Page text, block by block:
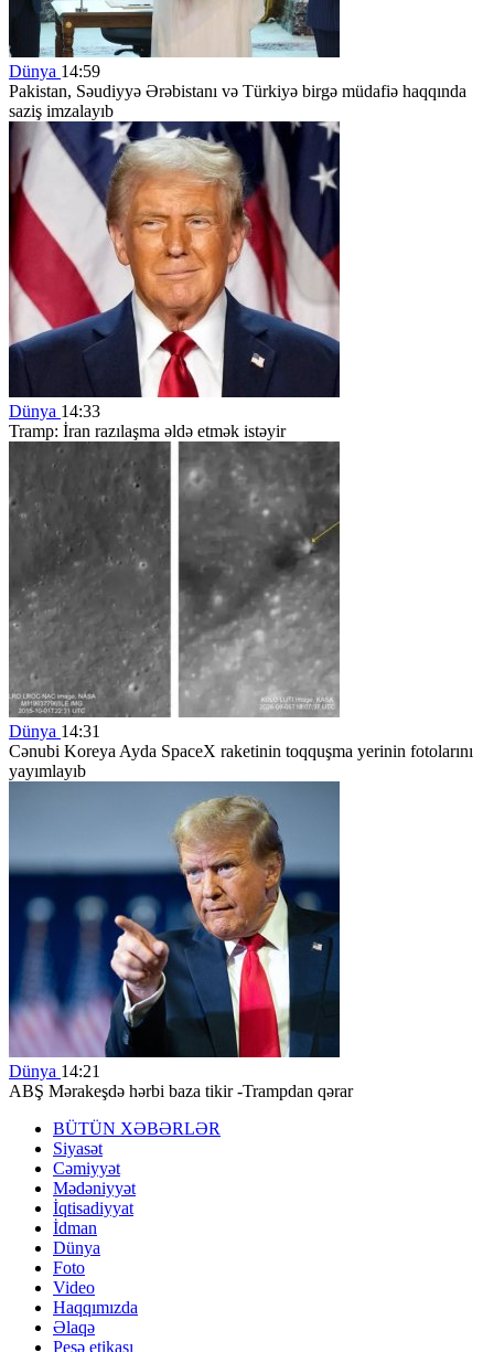
Dünya 14:59
Pakistan, Səudiyyə Ərəbistanı və Türkiyə birgə müdafiə haqqında
saziş imzalayıb
Dünya 14:33
Tramp: İran razılaşma əldə etmək istəyir
Dünya 14:31
Cənubi Koreya Ayda SpaceX raketinin toqquşma yerinin fotolarını
yayımlayıb
Dünya 14:21
ABŞ Mərakeşdə hərbi baza tikir -Trampdan qərar
BÜTÜN XƏBƏRLƏR
Siyasət
Cəmiyyət
Mədəniyyət
İqtisadiyyat
İdman
Dünya
Foto
Video
Haqqımızda
Əlaqə
Peşə etikası